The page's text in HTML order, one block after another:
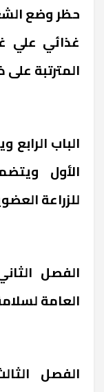
حظر وضع
غذائي علي
المترتبة
الباب
الأول
للزراعة
الفصل
العامة
الفصل